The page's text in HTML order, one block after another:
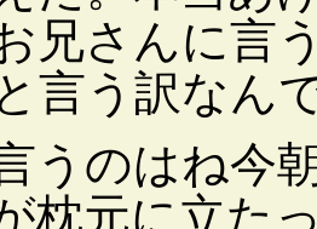
兄さんに言
言う訳なん
うのはね今
枕元に立た